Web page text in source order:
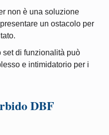
non è una soluzione
un ostacolo per
di funzionalità può
e intimidatorio per i
DBF